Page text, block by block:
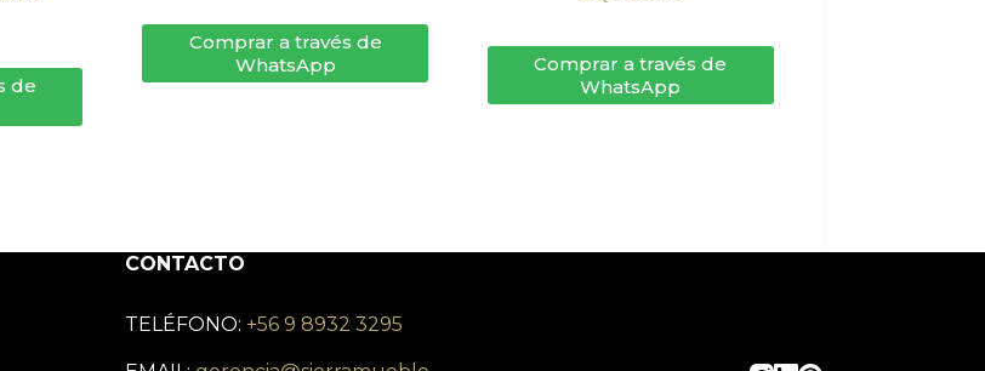
de
Comprar a través de
WhatsApp
Comprar a través de
WhatsApp
CONTACTO
TELÉFONO: +56 9 8932 3295